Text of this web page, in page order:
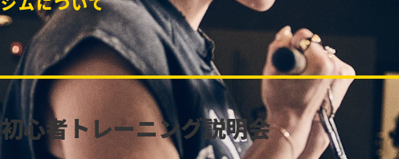
初心者トレーニング説明会